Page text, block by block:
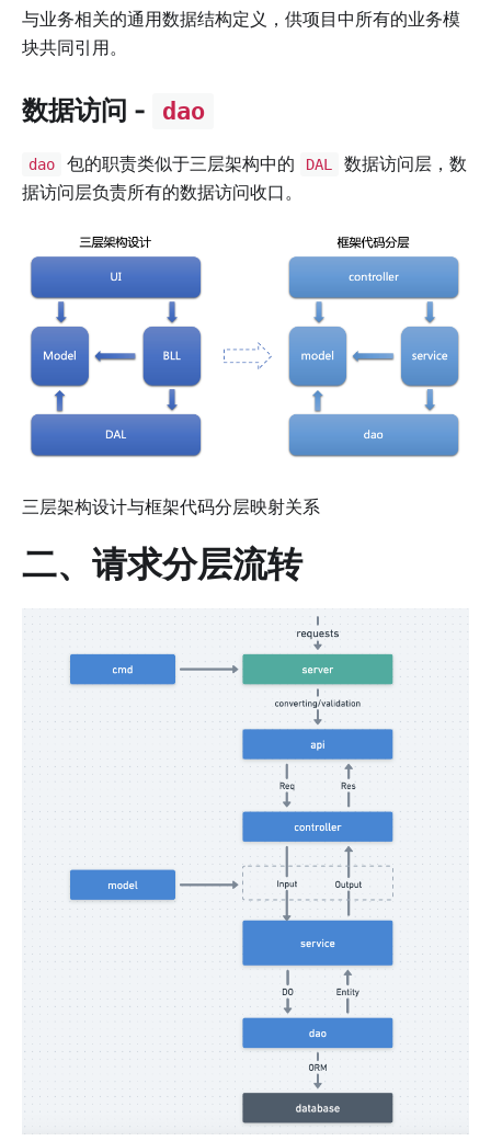
与业务相关的通用数据结构定义，供项目中所有的业务模
块共同引用。
数据访问 - dao
dao 包的职责类似于三层架构中的 DAL
数据访问层，数
据访问层负责所有的数据访问收口。
三层架构设计与框架代码分层映射关系
二、请求分层流转